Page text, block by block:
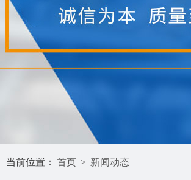
当前位置： 首页 > 新闻动态